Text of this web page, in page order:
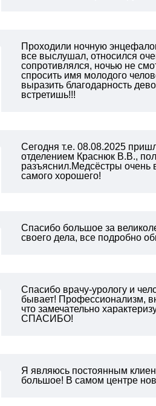
Проходили ночную
все выслушал, относился
сопротивлялся, ночью не
спросить имя молодого
выразить благодарность
встретишь!!!
Сегодня т.е. 08.08.2025
отделением Краснюк В.В.,
разъяснил.Медсёстры очень
самого хорошего!
Спасибо большое за
своего дела, все подробно
Спасибо врачу-урологу и
бывает! Профессионализм,
что замечательно
СПАСИБО!
Я являюсь постоянным
большое! В самом центре